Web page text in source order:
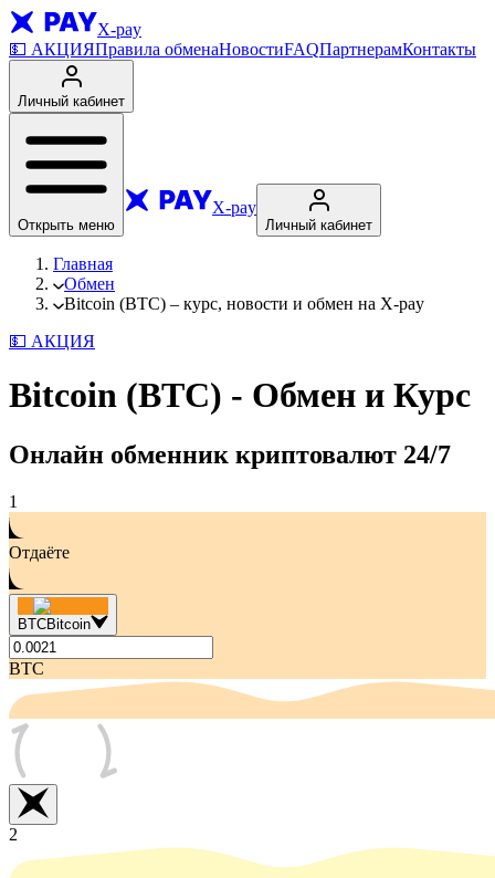
X-pay
💵 АКЦИЯПравила обменаНовостиFAQПартнерамКонтакты
Личный кабинет
Открыть меню
X-pay
Личный кабинет
Главная
Обмен
Bitcoin (BTC) – курс, новости и обмен на X-pay
💵 АКЦИЯ
Bitcoin (BTC) - Обмен и Курс
Онлайн обменник криптовалют 24/7
1
Отдаёте
BTCBitcoin
BTC
2